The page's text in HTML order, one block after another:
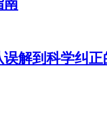
南
解到科学纠